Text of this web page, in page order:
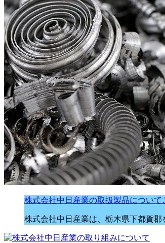
株式会社中日産業の取扱製品につい
株式会社中日産業は、栃木県下都賀